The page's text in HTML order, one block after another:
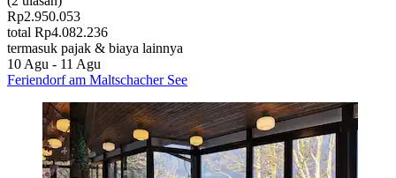
Rp2.950.053
total Rp4.082.236
termasuk pajak & biaya lainnya
10 Agu - 11 Agu
Feriendorf am Maltschacher See